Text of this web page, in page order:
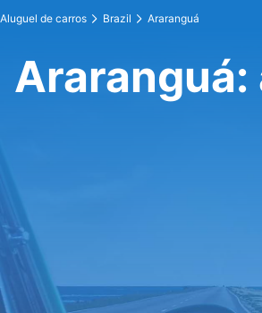
Aluguel de carros Brazil Araranguá